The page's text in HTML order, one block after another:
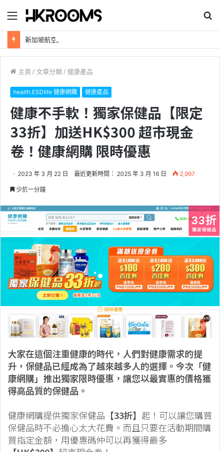
目
錄
尋
主頁 / 文章分類 / 健康產品
health.ESDlife 健康網購 健康產品
健康不手軟！獨家保健品【限定
33折】加送HK$300 超市現金
卷！健康網購 限時優惠
2023 年 3 月 22 日 最近更新時間： 2025 年 3 月 16 日 2,997
少於一分鐘
大家在這個注重健康的時代，人們對健康需求的提
升，保健品已經成為了越來越多人的選擇。今次「健
康網購」推出獨家限時優惠，讓您以最實惠的價格獲
得高品質的保健品。
健康網購提供獨家保健品 【33折】 起！可以讓您購買
保健品時不必擔心太大花費。而且只要在活動期間購
買指定金額，用優惠碼仲可以再獲得最多